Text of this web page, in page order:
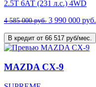
2.5T 6АТ (231 л.с.) 4WD
4 585 000 руб. 3 990 000 руб.
В кредит от 66 517 руб/мес.
MAZDA CX-9